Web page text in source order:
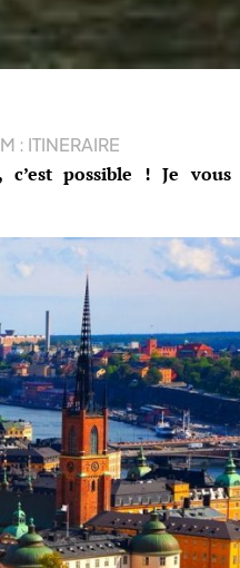
: ITINERAIRE
possible ! Je vous